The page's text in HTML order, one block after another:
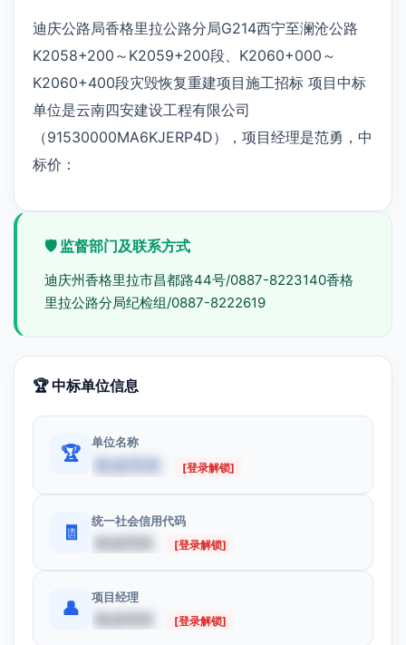
迪庆公路局香格里拉公路分局G214西宁至澜沧公路
K2058+200～K2059+200段、K2060+000～
K2060+400段灾毁恢复重建项目施工招标 项目中标
单位是云南四安建设工程有限公司
（91530000MA6KJERP4D），项目经理是范勇，中
标价：
🛡️ 监督部门及联系方式
迪庆州香格里拉市昌都路44号/0887-8223140香格
里拉公路分局纪检组/0887-8222619
🏆 中标单位信息
🏆
单位名称
数据受限 [登录解锁]
🧾
统一社会信用代码
数据受限 [登录解锁]
👤
项目经理
数据受限 [登录解锁]